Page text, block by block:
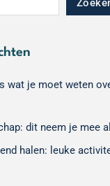
wat je moet weten
dit neem je mee
halen: leuke